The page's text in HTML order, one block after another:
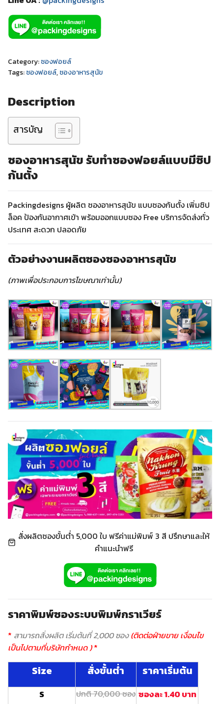
Category:ซองฟอยล์
Tags:ซองฟอยล์,ซองอาหารสุนัข
Description
สารบัญ
ซองอาหารสุนัข รับทำซองฟอยล์แบบมีซิป
ก้นตั้ง
Packingdesigns ผู้ผลิต ซองอาหารสุนัข แบบซองก้นตั้ง เพิ่มซิป
ล็อค ป้องกันอากาศเข้า พร้อมออกแบบซอง Free บริการจัดส่งทั่ว
ประเทศ สะดวก ปลอดภัย
ตัวอย่างงานผลิตซองซองอาหารสุนัข
(ภาพเพื่อประกอบการโฆษณาเท่านั้น)
สั่งผลิตซองขั้นต่ำ 5,000 ใบ ฟรีค่าแม่พิมพ์ 3 สี ปรึกษาและให้
คำแนะนำฟรี
ราคาพิมพ์ซองระบบพิมพ์กราเวียร์
* สามารถสั่งผลิต เริ่มต้นที่ 2,000 ซอง(ติดต่อฝ่ายขาย เงื่อนไข
เป็นไปตามที่บริษัทกำหนด ) *
Size สั่งขั้นต่ำ ราคาเริ่มต้น
S ปกติ 70,000 ซอง ซองละ 1.40 บาท